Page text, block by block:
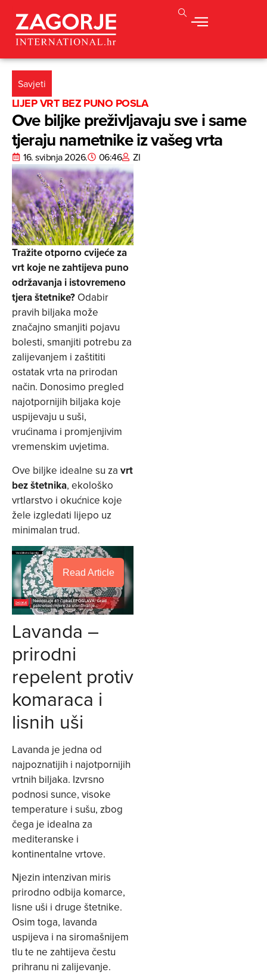
Savjeti
LIJEP VRT BEZ PUNO POSLA
Ove biljke preživljavaju sve i same
tjeraju nametnike iz vašeg vrta
16. svibnja 2026. 06:46 ZI
Tražite otporno cvijeće za
vrt koje ne zahtijeva puno
održavanja i istovremeno
tjera štetnike? Odabir
pravih biljaka može
značajno smanjiti pojavu
bolesti, smanjiti potrebu za
zalijevanjem i zaštititi
ostatak vrta na prirodan
način. Donosimo pregled
najotpornijih biljaka koje
uspijevaju u suši,
vrućinama i promjenjivim
vremenskim uvjetima.
Ove biljke idealne su za vrt
bez štetnika, ekološko
vrtlarstvo i okućnice koje
žele izgledati lijepo uz
minimalan trud.
Read Article
Lavanda –
prirodni
repelent protiv
komaraca i
lisnih uši
Lavanda je jedna od
najpoznatijih i najotpornijih
vrtnih biljaka. Izvrsno
podnosi sunce, visoke
temperature i sušu, zbog
čega je idealna za
mediteranske i
kontinentalne vrtove.
Njezin intenzivan miris
prirodno odbija komarce,
lisne uši i druge štetnike.
Osim toga, lavanda
uspijeva i na siromašnijem
tlu te ne zahtijeva čestu
prihranu ni zalijevanje.